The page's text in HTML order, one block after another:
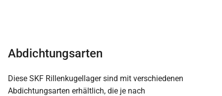
Abdichtungsarten
Diese SKF Rillenkugellager sind mit verschiedenen
Abdichtungsarten erhältlich, die je nach